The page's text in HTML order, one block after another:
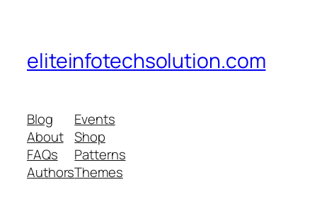
eliteinfotechsolution.com
Blog
About
FAQs
Authors
Events
Shop
Patterns
Themes